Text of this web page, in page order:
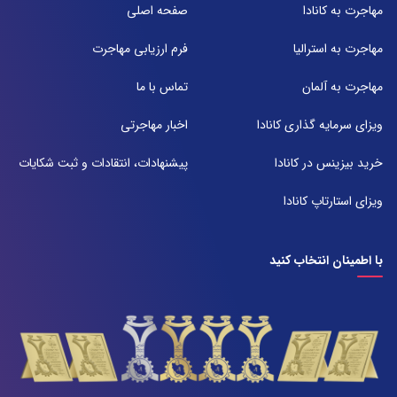
تلفن:
شعبه 2
تلفن:
مهاجرت به کانادا
مهاجرت به استرالیا
مهاجرت به آلمان
ویزای سرمایه گذاری کانادا
خرید بیزینس در کانادا
ویزای استارتاپ کانادا
صفحه اصلی
فرم ارزیابی مهاجرت
تماس با ما
اخبار مهاجرتی
پیشنهادات، انتقادات و ثبت شکایات
با اطمینان انتخاب کنید